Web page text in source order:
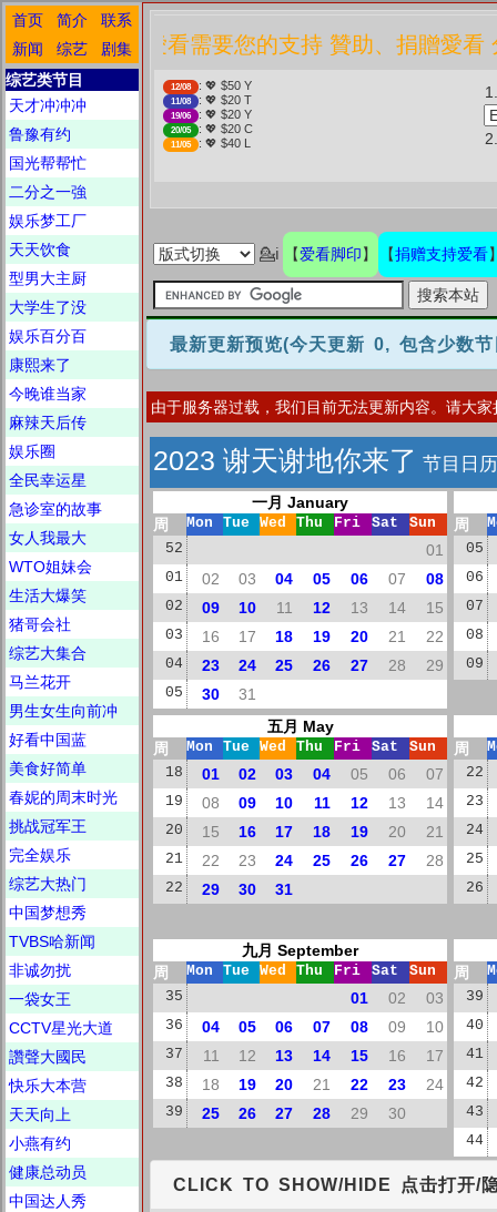
首页 简介
联系
新闻
综艺
剧集
综艺类节目
天才冲冲冲
鲁豫有约
国光帮帮忙
二分之一強
娱乐梦工厂
天天饮食
型男大主厨
大学生了没
娱乐百分百
康熙来了
今晚谁当家
麻辣天后传
娱乐圈
全民幸运星
急诊室的故事
女人我最大
WTO姐妹会
生活大爆笑
猪哥会社
综艺大集合
马兰花开
男生女生向前冲
好看中国蓝
美食好简单
春妮的周末时光
挑战冠军王
完全娱乐
综艺大热门
中国梦想秀
TVBS哈新闻
非诚勿扰
一袋女王
CCTV星光大道
讚聲大國民
快乐大本营
天天向上
小燕有约
健康总动员
中国达人秀
❤️ 愛看需要您的支持 贊助、捐
12/08 : 💖 $50 Y
11/08 : 💖 $20 T
19/06 : 💖 $20 Y
20/05 : 💖 $20 C
11/05 : 💖 $40 L
💁ℹ 【爱看脚印】 【捐赠支持爱看
最新更新预览(今天更新 0, 包含少数节
由于服务器过载，我们目前无法更新内容。请大
2023 谢天谢地你来了 节目日
一月 January
周
Mon Tue Wed Thu Fri Sat
Sun
52
01
01 02 03 04 05 06 07 08
02 09 10 11 12 13 14 15
03 16 17 18 19 20 21 22
04 23 24 25 26 27 28 29
05 30 31
周
05
06
07
08
09
五月 May
周
Mon Tue Wed Thu Fri Sat
Sun
18
01 02 03 04 05 06 07
19 08 09 10 11 12 13 14
20 15 16 17 18 19 20 21
21 22 23 24 25 26 27 28
22 29 30 31
周
22
23
24
25
26
九月 September
周
Mon Tue Wed Thu Fri Sat
Sun
35
01 02 03
36 04 05 06 07 08 09 10
37 11 12 13 14 15 16 17
38 18 19 20 21 22 23 24
39 25 26 27 28 29 30
周
39
40
41
42
43
44
CLICK TO SHOW/HIDE 点击打开/